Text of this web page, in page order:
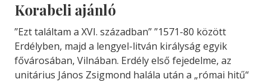
Korabeli ajánló
”Ezt találtam a XVI. században” ”1571-80 között
Erdélyben, majd a lengyel-litván királyság egyik
fővárosában, Vilnában. Erdély első fejedelme, az
unitárius János Zsigmond halála után a „római hitű“